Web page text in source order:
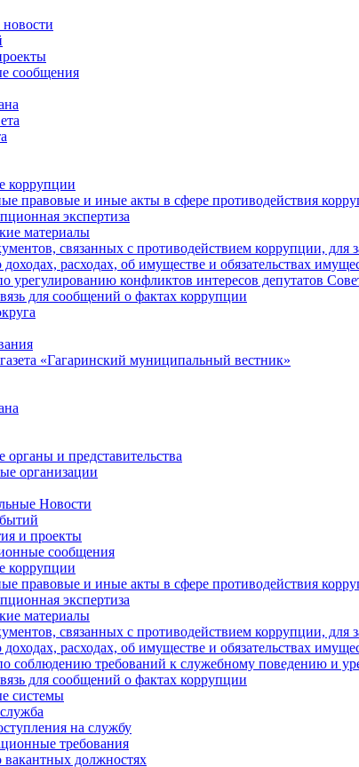
сообщения
коррупции
правовые и иные акты в сфере противодействия
экспертиза
материалы
связанных с противодействием коррупции, для
расходах, об имуществе и обязательствах
урегулированию конфликтов интересов депутатов
для сообщений о фактах коррупции
«Гагаринский муниципальный вестник»
органы и представительства
организации
Новости
и проекты
сообщения
коррупции
правовые и иные акты в сфере противодействия
экспертиза
материалы
связанных с противодействием коррупции, для
расходах, об имуществе и обязательствах
соблюдению требований к служебному поведению и
для сообщений о фактах коррупции
системы
на службу
требования
вакантных должностях